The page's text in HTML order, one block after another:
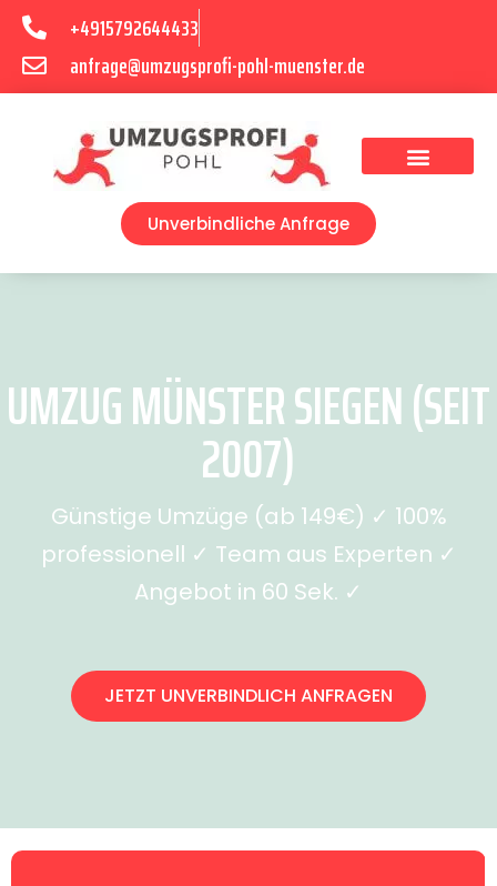
+4915792644433
anfrage@umzugsprofi-pohl-muenster.de
Unverbindliche Anfrage
UMZUG MÜNSTER SIEGEN (SEIT
2007)
Günstige Umzüge (ab 149€) ✓ 100%
professionell ✓ Team aus Experten ✓
Angebot in 60 Sek. ✓
JETZT UNVERBINDLICH ANFRAGEN